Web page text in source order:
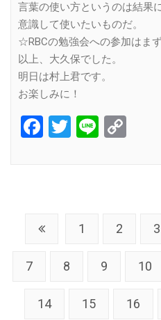
言葉の使い方というのは結果
意識して使いたいものだ。
☆RBCの勉強会への参加はま
以上、大久保でした。
明日は村上君です。
お楽しみに！
Facebook
Twitter
Line
1 2 3
7 8 9 10
14 15 16